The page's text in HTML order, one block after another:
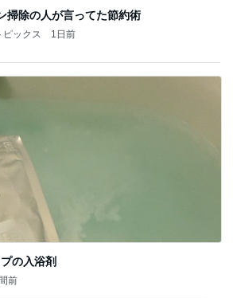
掃除の人が言ってた節約術
ピックス 1日前
の入浴剤
前